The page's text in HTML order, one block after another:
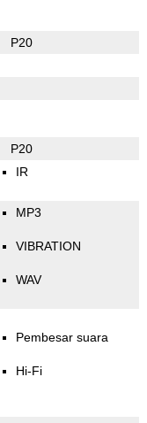
P20
P20
IR
MP3
VIBRATION
WAV
Pembesar suara
Hi-Fi